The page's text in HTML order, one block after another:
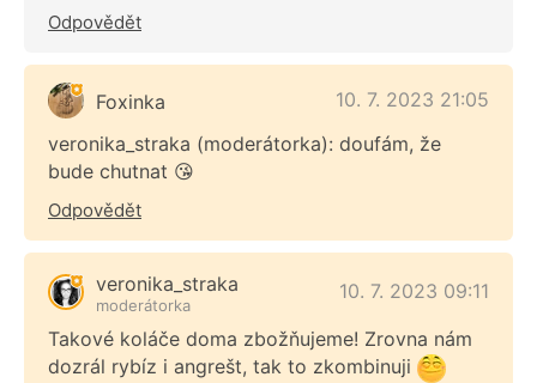
Odpovědět
Foxinka
10. 7. 2023 21:05
veronika_straka (moderátorka): doufám, že
bude chutnat 😘
Odpovědět
veronika_straka
moderátorka
10. 7. 2023 09:11
Takové koláče doma zbožňujeme! Zrovna nám
dozrál rybíz i angrešt, tak to zkombinuji